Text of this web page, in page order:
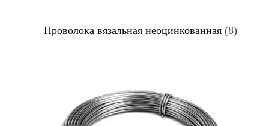
Проволока вязальная неоцинкованная (8)